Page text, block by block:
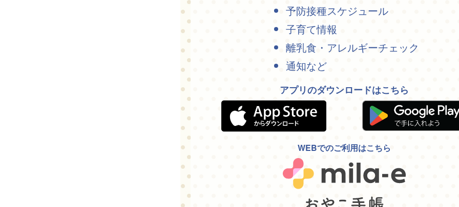
予防接種スケジュール
子育て情報
離乳食・アレルギーチェック
通知など
アプリのダウンロードはこちら
WEBでのご利用はこちら